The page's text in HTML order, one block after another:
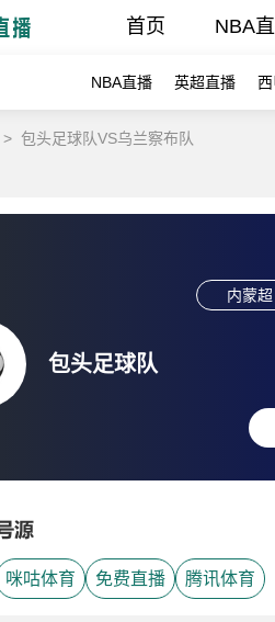
首页 NBA
NBA直播 英超直播
> 包头足球队VS乌兰察布队
包头足球队
内蒙超
咪咕体育 免费直播 腾讯体育